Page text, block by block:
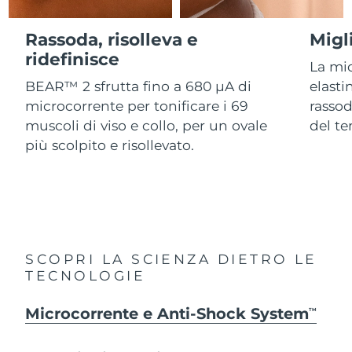
Rassoda, risolleva e
ridefinisce
BEAR™ 2 sfrutta fino a 680 µA di
microcorrente per tonificare i 69
muscoli di viso e collo, per un ovale
più scolpito e risollevato.
La
del
SCOPRI LA SCIENZA DIETRO LE
TECNOLOGIE
Microcorrente e Anti-Shock SystemTM
For healthy hair
18% PAP
Vedi tutto
Israele Consegna stimata8/16/26
Italia
Giappone Consegna stimata 8/15/26
Jersey Consegna stimata 8/17/26
Libano
Lituania Consegna stimata8/12/26